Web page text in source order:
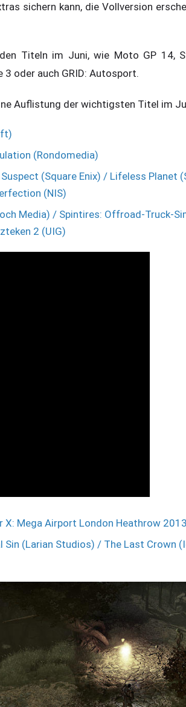
sichern kann, die Vollversion
Titeln im Juni, wie Moto GP 14,
3 oder auch GRID: Autosport.
Auflistung der wichtigsten Titel im
(Rondomedia)
(Square Enix) / Lifeless Planet
(NIS)
Media) / Spintires: Offroad-Truck-
2 (UIG)
Mega Airport London Heathrow
Sin (Larian Studios) / The Last Crown